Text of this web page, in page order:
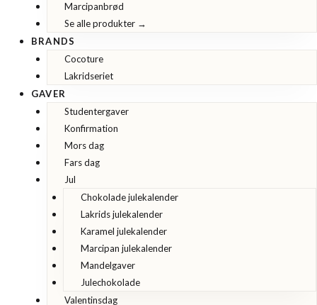
Marcipanbrød
Se alle produkter →
BRANDS
Cocoture
Lakridseriet
GAVER
Studentergaver
Konfirmation
Mors dag
Fars dag
Jul
Chokolade julekalender
Lakrids julekalender
Karamel julekalender
Marcipan julekalender
Mandelgaver
Julechokolade
Valentinsdag